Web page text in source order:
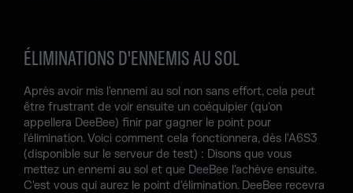
ÉLIMINATIONS D'ENNEMIS AU SOL
Après avoir mis l'ennemi au sol non sans effort, cela peut
être frustrant de voir ensuite un coéquipier (qu'on
appellera DeeBee) finir par gagner le point pour
l'élimination. Voici comment cela fonctionnera, dès l'A6S3
(disponible sur le serveur de test) : Disons que vous
mettez un ennemi au sol et que DeeBee l'achève ensuite.
C'est vous qui aurez le point d'élimination. DeeBee recevra